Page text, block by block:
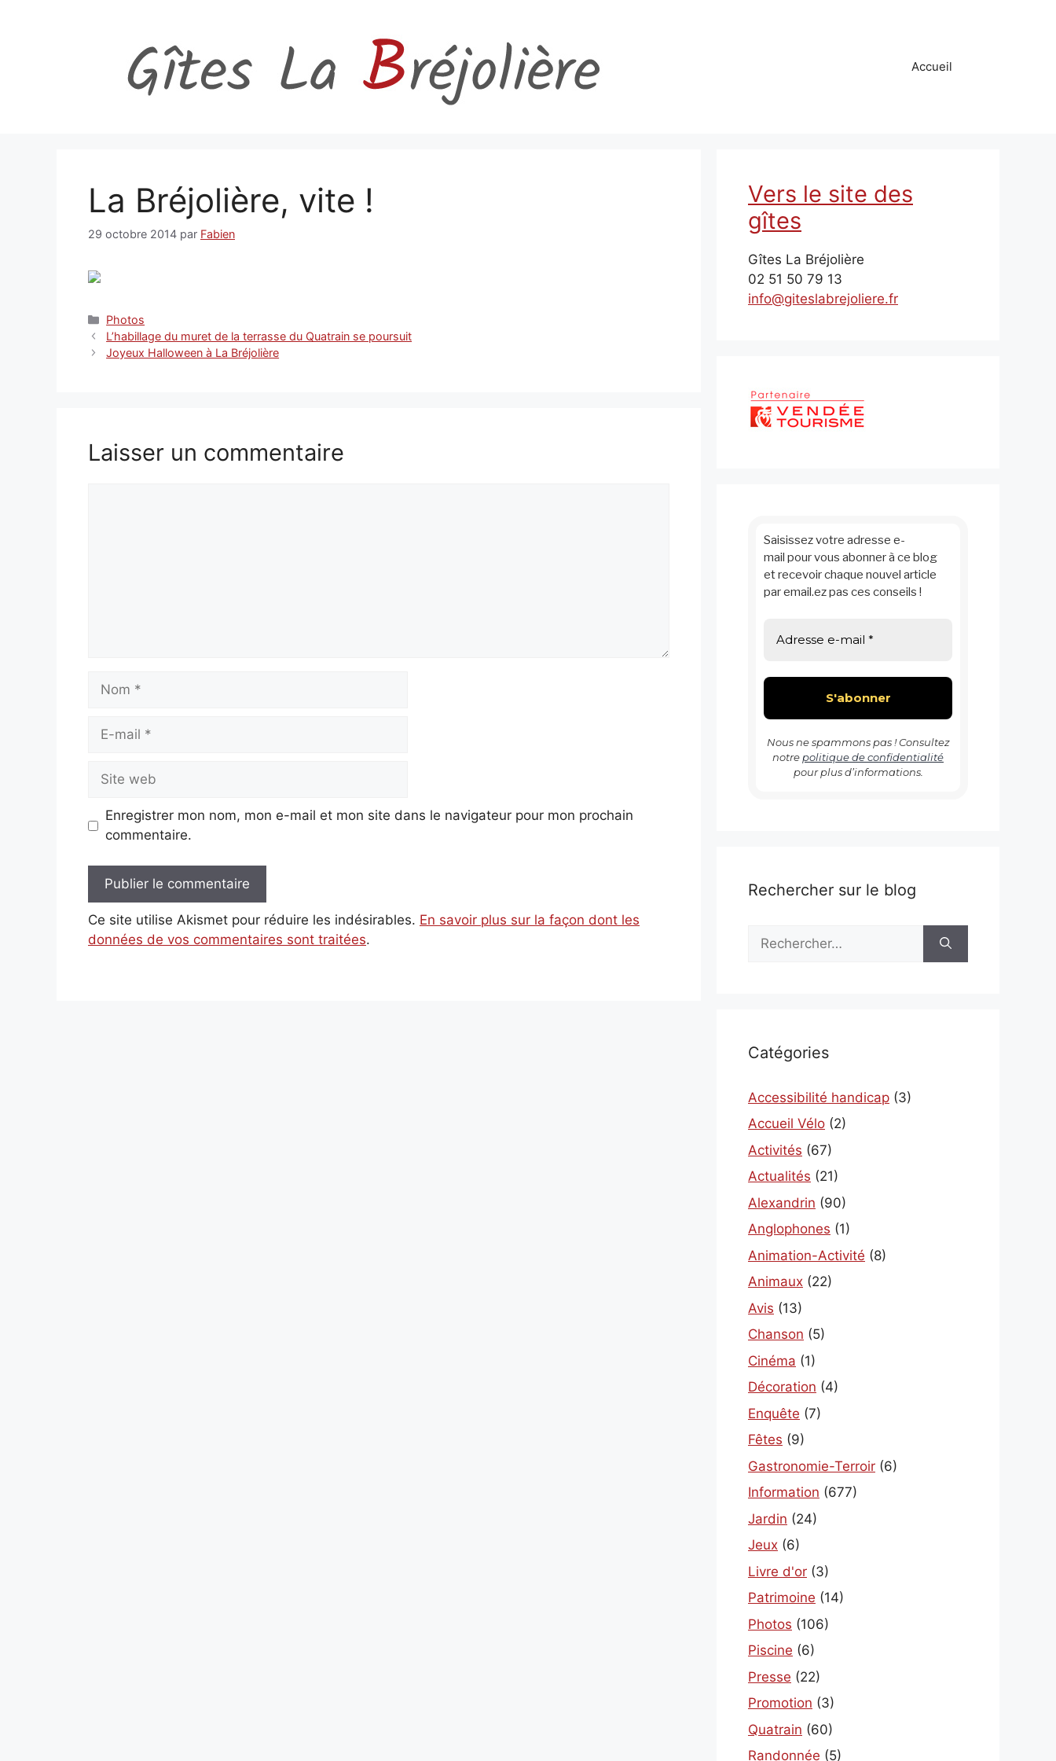
Accueil
La Bréjolière, vite !
29 octobre 2014 par Fabien
Catégories
Photos
L’habillage du muret de la terrasse du Quatrain se poursuit
Joyeux Halloween à La Bréjolière
Laisser un commentaire
Nom
Site
web
Enregistrer mon nom, mon e-mail et mon site dans le navigateur pour mon prochain
commentaire.
Ce site utilise Akismet pour réduire les indésirables. En savoir plus sur la façon dont les
données de vos commentaires sont traitées.
Vers le site des
gîtes
Gîtes La Bréjolière
02 51 50 79 13
info@giteslabrejoliere.fr
Saisissez votre adresse e-
mail pour vous abonner à ce blog
et recevoir chaque nouvel article
par email.ez pas ces conseils !
Nous ne spammons pas ! Consultez
notre politique de confidentialité
pour plus d’informations.
Rechercher sur le blog
Catégories
Accessibilité handicap (3)
Accueil Vélo (2)
Activités (67)
Actualités (21)
Alexandrin (90)
Anglophones (1)
Animation-Activité (8)
Animaux (22)
Avis (13)
Chanson (5)
Cinéma (1)
Décoration (4)
Enquête (7)
Fêtes (9)
Gastronomie-Terroir (6)
Information (677)
Jardin (24)
Jeux (6)
Livre d'or (3)
Patrimoine (14)
Photos (106)
Piscine (6)
Presse (22)
Promotion (3)
Quatrain (60)
Randonnée (5)